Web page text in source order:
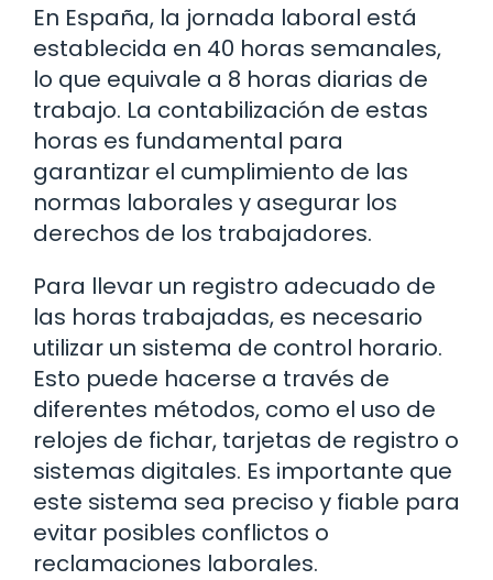
En España, la jornada laboral está
establecida en 40 horas semanales,
lo que equivale a 8 horas diarias de
trabajo. La contabilización de estas
horas es fundamental para
garantizar el cumplimiento de las
normas laborales y asegurar los
derechos de los trabajadores.
Para llevar un registro adecuado de
las horas trabajadas, es necesario
utilizar un sistema de control horario.
Esto puede hacerse a través de
diferentes métodos, como el uso de
relojes de fichar, tarjetas de registro o
sistemas digitales. Es importante que
este sistema sea preciso y fiable para
evitar posibles conflictos o
reclamaciones laborales.